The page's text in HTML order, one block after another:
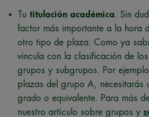
Tu titulación académica. Sin
factor más importante a la hora
otro tipo de plaza. Como ya
vincula con la clasificación de
grupos y subgrupos. Por
plazas del grupo A, necesitarás
grado o equivalente. Para más
nuestro artículo sobre grupos y